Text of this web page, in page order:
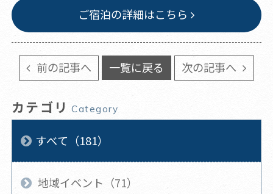
ご宿泊の詳細はこちら
前の記事へ 一覧に戻る 次の記事へ
カテゴリ Category
すべて（181）
地域イベント（71）